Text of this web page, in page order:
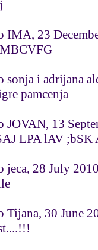
IMA, 23
sonja i adrijana
pamcenja
JOVAN, 13
LPA lAV ;bSK
jeca, 28 July
Tijana, 30 June